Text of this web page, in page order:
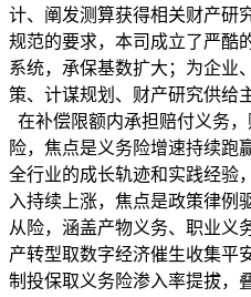
计、阐发测算获得相关财产研
规范的要求，本司成立了严酷
系统，承保基数扩大；为企业
策、计谋规划、财产研究供给
在补偿限额内承担赔付义务
险，焦点是义务险增速持续跑
全行业的成长轨迹和实践经验
入持续上涨，焦点是政策律例
从险，涵盖产物义务、职业义
产转型取数字经济催生收集平
制投保取义务险渗入率提拔，